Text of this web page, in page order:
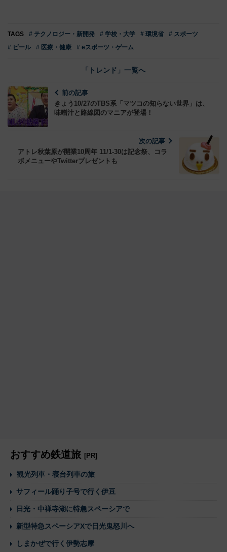
TAGS # テクノロジー・新開発 # 学校・大学 # 環境省
# スポーツ
# ビール
# 医療・健康 # eスポーツ・ゲーム
「トレンド」一覧へ
前の記事
きょう10/27のTBS系「マツコの知らない世界」は、
味噌汁と路線図のマニアが登場！
次の記事
アトレ秋葉原が開業10周年 11/1-30は記念祭、コラ
ボメニューやTwitterプレゼントも
おすすめ鉄道旅 [PR]
観光列車・寝台列車の旅
サフィール踊り子号で行く伊豆
日光・中禅寺湖に特急スペーシアで
新型特急スペーシアXで日光鬼怒川へ
しまかぜで行く伊勢志摩